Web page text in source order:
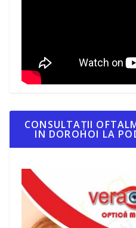
CONSULTAȚII
IN DOROHOI LA